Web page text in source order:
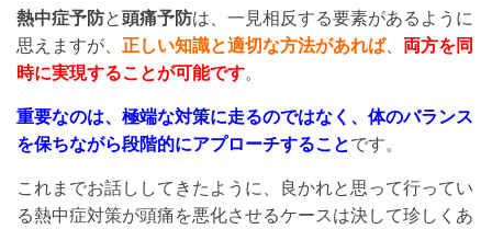
熱中症予防と頭痛予防は、一見相反する要素があるように
思えますが、 正しい知識と適切な方法があれば、 両方を同
時に実現することが可能です。
重要なのは、極端な対策に走るのではなく、体のバランス
を保ちながら段階的にアプローチすることです。
これまでお話ししてきたように、良かれと思って行ってい
る熱中症対策が頭痛を悪化させるケースは決して珍しくあ